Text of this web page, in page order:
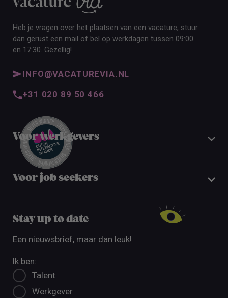
Heb je vragen over het plaatsen van een vacature, stuur
dan gerust een mail of bel op werkdagen tussen 09:00
en 17:30. Gezellig!
INFO@VACATUREVIA.NL
+31 020 89 50 466
Voor werkgevers
Voor job seekers
Stay up to date
Een nieuwsbrief, maar dan leuk!
Ik ben:
Talent
Werkgever